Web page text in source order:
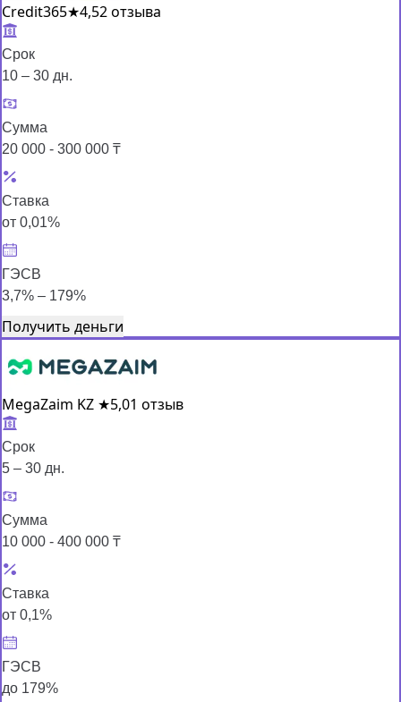
Credit365★4,52 отзыва
Срок
10 – 30 дн.
Сумма
20 000 - 300 000 ₸
Ставка
от 0,01%
ГЭСВ
3,7% – 179%
Получить деньги
MegaZaim KZ ★5,01 отзыв
Срок
5 – 30 дн.
Сумма
10 000 - 400 000 ₸
Ставка
от 0,1%
ГЭСВ
до 179%